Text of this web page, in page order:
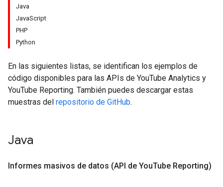
Java
JavaScript
PHP
Python
En las siguientes listas, se identifican los ejemplos de
código disponibles para las APIs de YouTube Analytics y
YouTube Reporting. También puedes descargar estas
muestras del repositorio de GitHub.
Java
Informes masivos de datos (API de YouTube Reporting)